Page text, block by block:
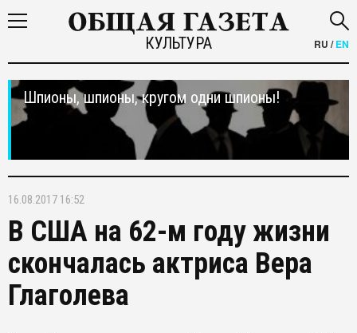
КУЛЬТУРА RU /EN
Шпионы, шпионы, кругом одни шпионы!
16.08.2017 16:52
В США на 62-м году жизни
скончалась актриса Вера
Глаголева